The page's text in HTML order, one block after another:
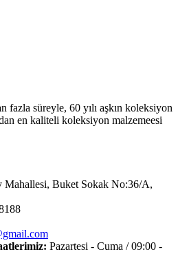
fazla süreyle, 60 yılı aşkın koleksiyon
en kaliteli koleksiyon malzemeesi
Mahallesi, Buket Sokak No:36/A,
Pazartesi - Cuma / 09:00 -